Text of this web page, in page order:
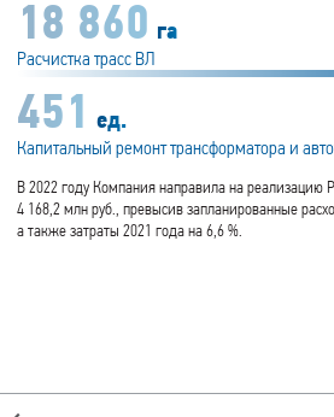
18 860 га
Расчистка трасс ВЛ
451 ед.
Капитальный ремонт трансформатора и
В 2022 году Компания направила на реализацию
4 168,2 млн руб., превысив запланированные
а также затраты 2021 года на 6,6 %.